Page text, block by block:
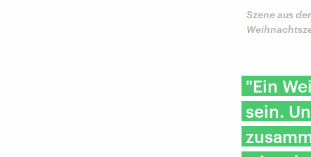
Szene aus
"Ein
sein.